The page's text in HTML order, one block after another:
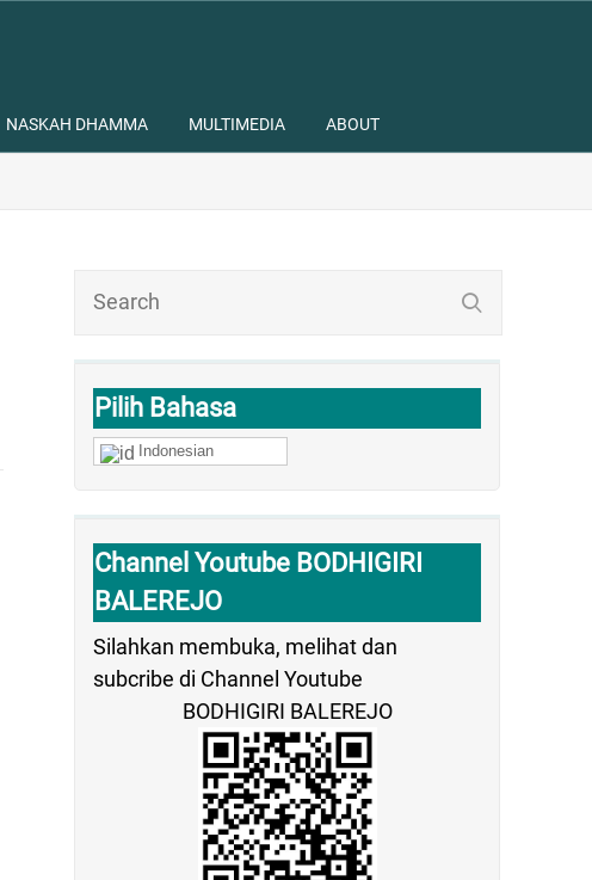
NASKAH DHAMMA MULTIMEDIA ABOUT
Pilih Bahasa
Indonesian
Channel Youtube BODHIGIRI
BALEREJO
Silahkan membuka, melihat dan
subcribe di Channel Youtube
BODHIGIRI BALEREJO